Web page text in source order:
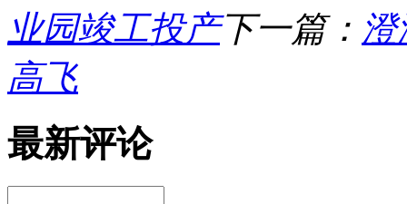
业园竣工投产下一篇：
高飞
最新评论